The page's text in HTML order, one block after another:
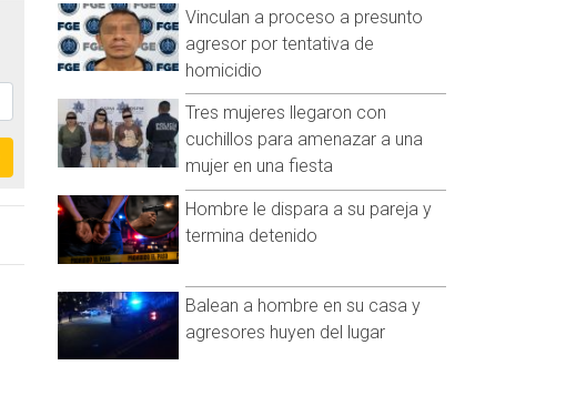
Vinculan a proceso a presunto
agresor por tentativa de
homicidio
Tres mujeres llegaron con
cuchillos para amenazar a una
mujer en una fiesta
Hombre le dispara a su pareja y
termina detenido
Balean a hombre en su casa y
agresores huyen del lugar